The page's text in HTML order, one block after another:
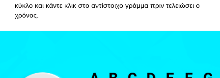
κύκλο και κάντε κλικ στο αντίστοιχο γράμμα πριν τελειώσει ο
χρόνος.